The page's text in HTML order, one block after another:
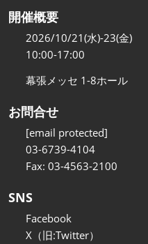
開催概要
2026/10/21(水)-23(金)
10:00-17:00
幕張メッセ 1-8ホール
お問合せ
[email protected]
03-6739-4104
Fax: 03-4563-2100
SNS
Facebook
X（旧:Twitter）